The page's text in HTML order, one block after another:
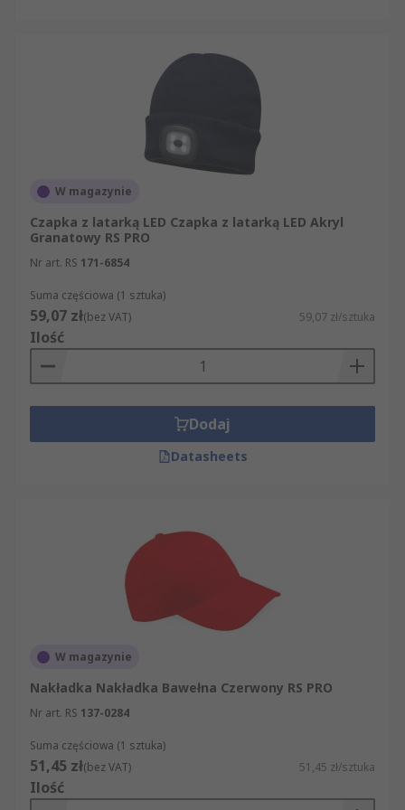
W magazynie
Czapka z latarką LED Czapka z latarką LED Akryl
Granatowy RS PRO
Nr art. RS 171-6854
Suma częściowa (1 sztuka)
59,07 zł(bez VAT) 59,07 zł/sztuka
Ilość
Dodaj
Datasheets
W magazynie
Nakładka Nakładka Bawełna Czerwony RS PRO
Nr art. RS 137-0284
Suma częściowa (1 sztuka)
51,45 zł(bez VAT) 51,45 zł/sztuka
Ilość